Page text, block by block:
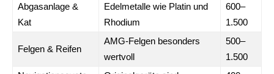
Abgasanlage &
Kat
Edelmetalle wie Platin und
Rhodium
600–
1.500
Felgen & Reifen
AMG-Felgen besonders
wertvoll
500–
1.500